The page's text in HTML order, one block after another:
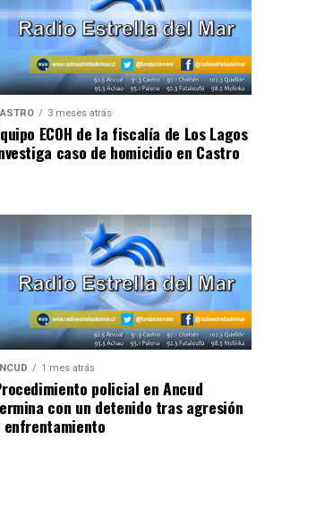
3 meses atrás
ECOH de la fiscalía de Los Lagos
caso de homicidio en Castro
1 mes atrás
policial en Ancud
con un detenido tras agresión
enfrentamiento